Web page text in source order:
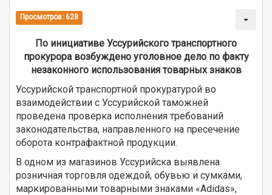
Просмотров: 628
По инициативе Уссурийского транспортного
прокурора возбуждено уголовное дело по факту
незаконного использования товарных знаков
Уссурийской транспортной прокуратурой во
взаимодействии с Уссурийской таможней
проведена проверка исполнения требований
законодательства, направленного на пресечение
оборота контрафактной продукции.
В одном из магазинов Уссурийска выявлена
розничная торговля одеждой, обувью и сумками,
маркированными товарными знаками «Adidas»,